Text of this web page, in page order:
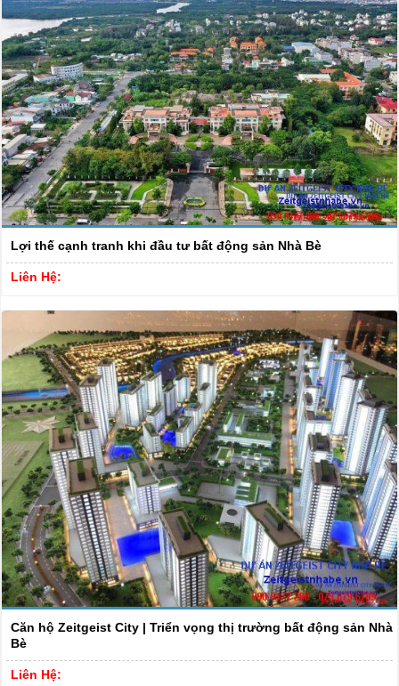
Lợi thế cạnh tranh khi đầu tư bất động sản Nhà Bè
Liên Hệ:
Căn hộ Zeitgeist City | Triển vọng thị trường bất động sản Nhà
Bè
Liên Hệ: